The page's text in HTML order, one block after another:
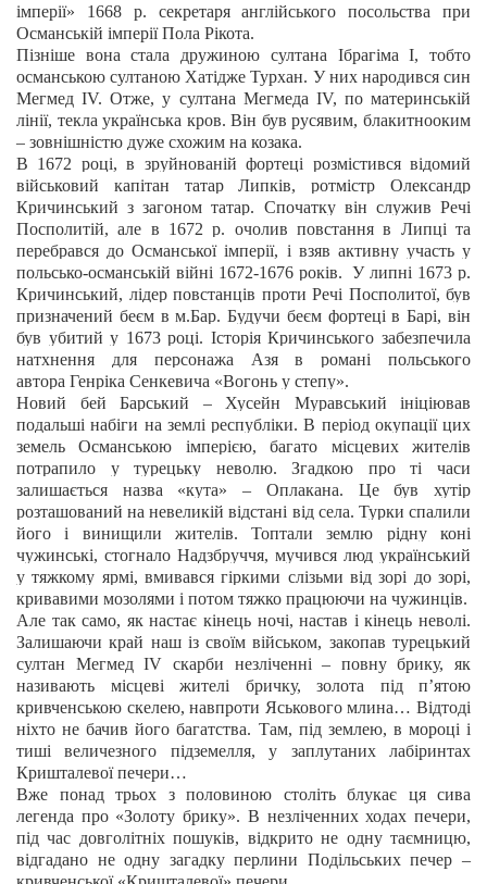
імперії» 1668 р. секретаря англійського посольства при
Османській імперії Пола Рікота.
Пізніше вона стала дружиною султана Ібрагіма I, тобто
османською султаною Хатідже Турхан. У них народився син
Мегмед IV. Отже, у султана Мегмеда IV, по материнській
лінії, текла українська кров. Він був русявим, блакитнооким
– зовнішністю дуже схожим на козака.
В 1672 році, в зруйнованійфортеці розмістився відомий
військовий капітан татар Липків, ротмістр Олександр
Кричинський з загоном татар. Спочатку він служив Речі
Посполитій, але в 1672 р. очолив повстання в Липці та
перебрався до Османської імперії, і взяв активну участь у
польсько-османській війні 1672-1676 років. У липні 1673 р.
Кричинський, лідер повстанців проти Речі Посполитої, був
призначений беєм в м.Бар. Будучи беєм фортеці в Барі, він
був убитий у 1673 році. Історія Кричинського забезпечила
натхнення для персонажа Азя в романі польського
автора Генріка Сенкевича «Вогонь у степу».
Новий бей Барський –Хусейн Муравський ініціював
подальші набіги на землі республіки.В період окупації цих
земель Османською імперією, багато місцевих жителів
потрапило у турецьку неволю. Згадкою про ті часи
залишається назва «кута»– Оплакана. Це був хутір
розташований на невеликій відстані від села. Турки спалили
його і винищили жителів. Топтали землю рідну коні
чужинські, стогнало Надзбруччя, мучився люд український
у тяжкому ярмі, вмивався гіркими слізьми від зорі до зорі,
кривавими мозолями і потом тяжко працюючи на чужинців.
Але так само, як настає кінець ночі, настав і кінець неволі.
Залишаючи край наш із своїм військом, закопав турецький
султан Мегмед ІV скарби незліченні – повну брику, як
називають місцеві жителі бричку, золота під п’ятою
кривченською скелею, навпроти Яськового млина… Відтоді
ніхто не бачив його багатства. Там, під землею, в мороці і
тиші величезного підземелля, у заплутаних лабіринтах
Кришталевої печери…
Вже понад трьох з половиною століть блукає ця сива
легенда про «Золоту брику». В незліченних ходах печери,
під час довголітніх пошуків, відкрито не одну таємницю,
відгадано не одну загадку перлини Подільських печер –